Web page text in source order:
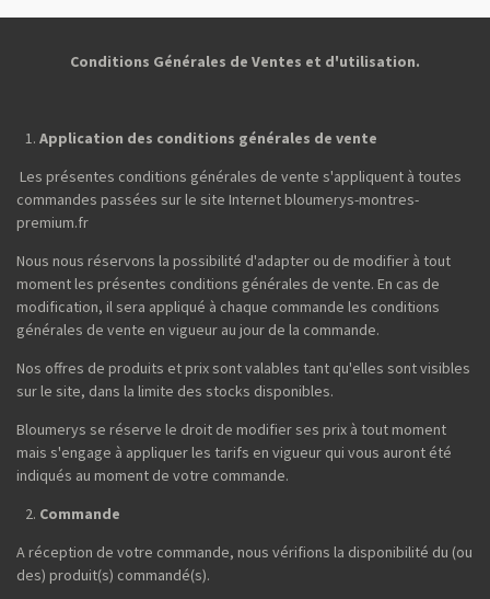
e
e
e
e
Conditions Générales de Ventes et d'utilisation.
Application des conditions générales de vente
Les présentes conditions générales de vente s'appliquent à toutes
commandes passées sur le site Internet bloumerys-montres-
premium.fr
Nous nous réservons la possibilité d'adapter ou de modifier à tout
moment les présentes conditions générales de vente. En cas de
modification, il sera appliqué à chaque commande les conditions
générales de vente en vigueur au jour de la commande.
Nos offres de produits et prix sont valables tant qu'elles sont visibles
sur le site, dans la limite des stocks disponibles.
Bloumerys se réserve le droit de modifier ses prix à tout moment
mais s'engage à appliquer les tarifs en vigueur qui vous auront été
indiqués au moment de votre commande.
Commande
A réception de votre commande, nous vérifions la disponibilité du (ou
des) produit(s) commandé(s).